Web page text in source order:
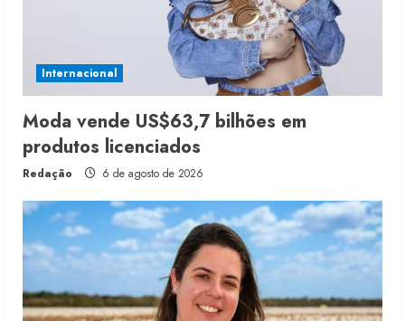
Internacional
Moda vende US$63,7 bilhões em
produtos licenciados
Redação 6 de agosto de 2026